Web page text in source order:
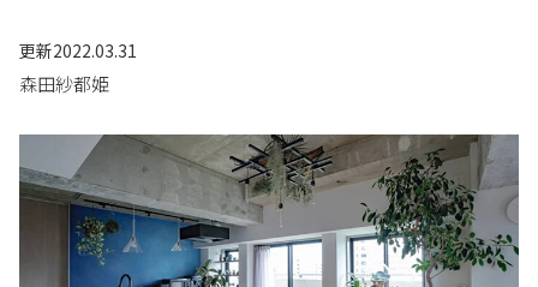
更新2022.03.31
森田紗都姫